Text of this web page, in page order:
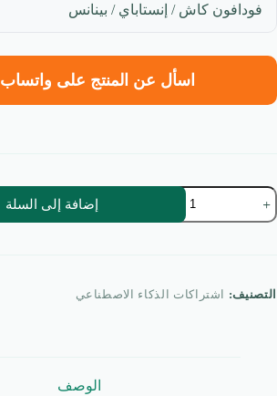
فودافون كاش / إنستاباي / بينانس
اسأل عن المنتج على واتساب
كمية
اشتراك
كلود
(
إضافة إلى السلة
التصنيف: اشتراكات الذكاء الاصطناعي
الوصف